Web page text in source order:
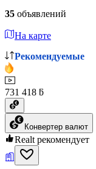
35 объявлений
На карте
Рекомендуемые
731 418 ƃ
Конвертер валют
Realt рекомендует